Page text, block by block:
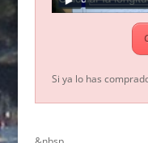
Si ya lo has